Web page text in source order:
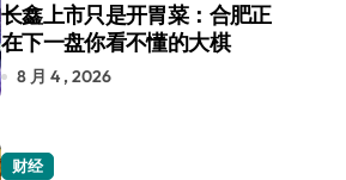
长鑫上市只是开胃菜：合肥正
在下一盘你看不懂的大棋
8 月 4 , 2026
财经